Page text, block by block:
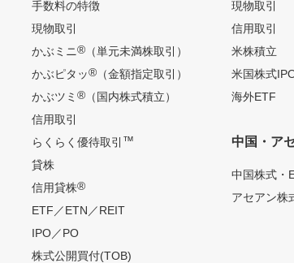
手数料の特徴
現物取引
かぶミニ®（単元未満株取引）
かぶピタッ®（金額指定取引）
かぶツミ ®（国内株式積立）
信用取引
らくらく優待取引 ™
貸株
信用貸株®
ETF／ETN／REIT
IPO／PO
株式公開買付(TOB)
現物取引
信用取引
米株積立
米国株式
海外ETF
中国・ア
中国株式・
アセアン株